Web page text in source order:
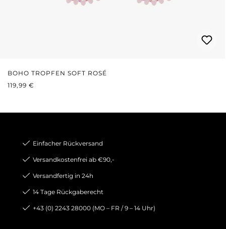
BOHO TROPFEN SOFT ROSÉ
REGULÄRER PREIS:
119,99 €
Einfacher Rückversand
Versandkostenfrei ab €90,-
Versandfertig in 24h
14 Tage Rückgaberecht
+43 (0) 2243 28000 (MO – FR / 9 – 14 Uhr)